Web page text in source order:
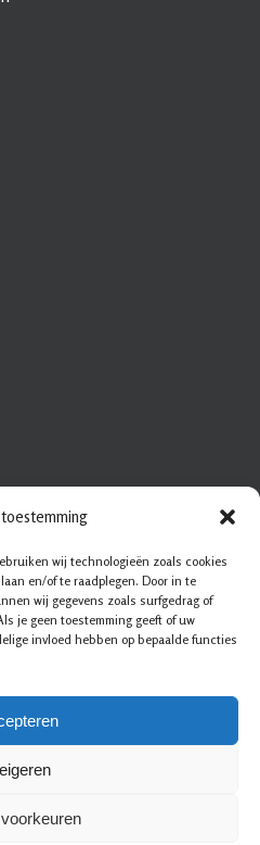
wij technologieën zoals cookies
en/of te raadplegen. Door in te
wij gegevens zoals surfgedrag of
je geen toestemming geeft of uw
invloed hebben op bepaalde functies